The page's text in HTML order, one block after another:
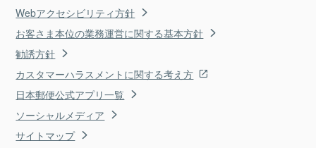
Webアクセシビリティ方針
お客さま本位の業務運営に関する基本方針
勧誘方針
カスタマーハラスメントに関する考え方
日本郵便公式アプリ一覧
ソーシャルメディア
サイトマップ